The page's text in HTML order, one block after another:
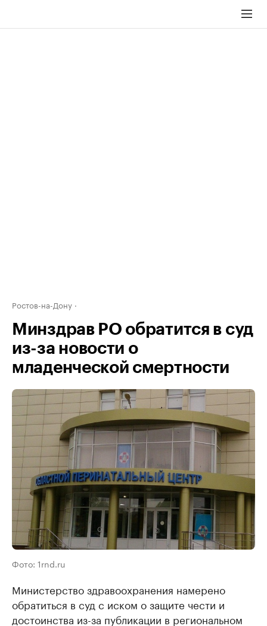
Ростов-на-Дону
Минздрав РО обратится в суд
из-за новости о
младенческой смертности
Фото: 1rnd.ru
Министерство здравоохранения намерено
обратиться в суд с иском о защите чести и
достоинства из-за публикации в региональном